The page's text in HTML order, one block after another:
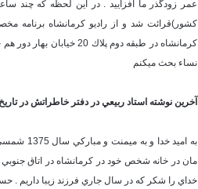
كشور)قرائت شد و از راديو كرمانشاه برنامه
نساء بحث ميكنم
آخرين نوشته استاد ربيعي در دفتر خاطراتش در تاريخ 1/1/75 شمسي
به اميد
مان در خانه شخص خود در كرمانشاه در اتاق جنوبي
خداي را شكر كه در سال جاري فرزند زيبا داريم .